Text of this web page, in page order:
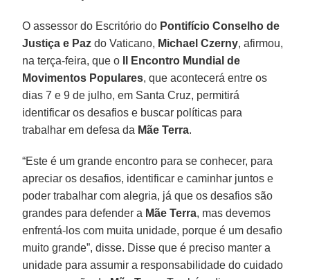
O assessor do Escritório do Pontifício Conselho de
Justiça e Paz do Vaticano, Michael Czerny, afirmou,
na terça-feira, que o II Encontro Mundial de
Movimentos Populares, que acontecerá entre os
dias 7 e 9 de julho, em Santa Cruz, permitirá
identificar os desafios e buscar políticas para
trabalhar em defesa da Mãe Terra.
“Este é um grande encontro para se conhecer, para
apreciar os desafios, identificar e caminhar juntos e
poder trabalhar com alegria, já que os desafios são
grandes para defender a Mãe Terra, mas devemos
enfrentá-los com muita unidade, porque é um desafio
muito grande”, disse. Disse que é preciso manter a
unidade para assumir a responsabilidade do cuidado